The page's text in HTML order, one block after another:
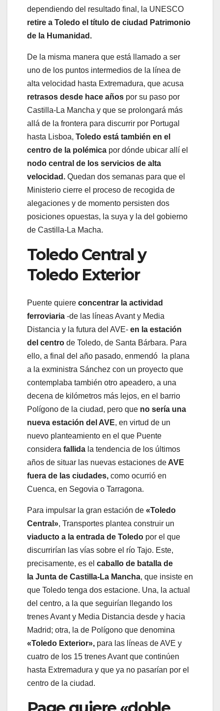
dependiendo del resultado final, la UNESCO
retire a Toledo el título de ciudad Patrimonio
de la Humanidad.
De la misma manera que está llamado a ser
uno de los puntos intermedios de la línea de
alta velocidad hasta Extremadura, que acusa
retrasos desde hace años por su paso por
Castilla-La Mancha y que se prolongará más
allá de la frontera para discurrir por Portugal
hasta Lisboa, Toledo está también en el
centro de la polémica por dónde ubicar allí el
nodo central de los servicios de alta
velocidad. Quedan dos semanas para que el
Ministerio cierre el proceso de recogida de
alegaciones y de momento persisten dos
posiciones opuestas, la suya y la del gobierno
de Castilla-La Macha.
Toledo Central y
Toledo Exterior
Puente quiere concentrar la actividad
ferroviaria -de las líneas Avant y Media
Distancia y la futura del AVE- en la estación
del centro de Toledo, de Santa Bárbara. Para
ello, a final del año pasado, enmendó la plana
a la exministra Sánchez con un proyecto que
contemplaba también otro apeadero, a una
decena de kilómetros más lejos, en el barrio
Polígono de la ciudad, pero que no sería una
nueva estación del AVE, en virtud de un
nuevo planteamiento en el que Puente
considera fallida la tendencia de los últimos
años de situar las nuevas estaciones de AVE
fuera de las ciudades, como ocurrió en
Cuenca, en Segovia o Tarragona.
Para impulsar la gran estación de «Toledo
Central», Transportes plantea construir un
viaducto a la entrada de Toledo por el que
discurrirían las vías sobre el río Tajo. Este,
precisamente, es el caballo de batalla de
la Junta de Castilla-La Mancha, que insiste en
que Toledo tenga dos estacione. Una, la actual
del centro, a la que seguirían llegando los
trenes Avant y Media Distancia desde y hacia
Madrid; otra, la de Polígono que denomina
«Toledo Exterior», para las líneas de AVE y
cuatro de los 15 trenes Avant que continúen
hasta Extremadura y que ya no pasarían por el
centro de la ciudad.